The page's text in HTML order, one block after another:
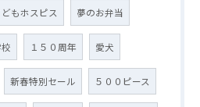
もホスピス 夢のお弁当
１５０周年 愛犬
新春特別セール ５００ピース